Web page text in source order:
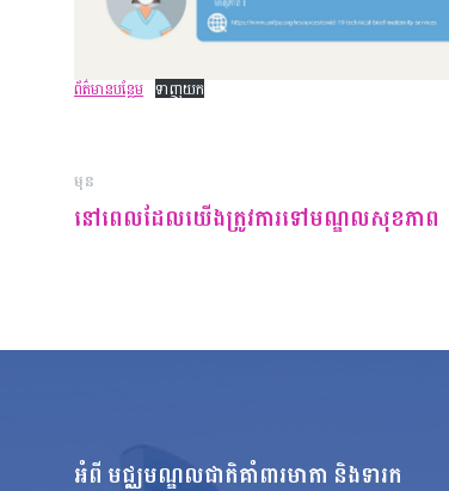
ព័ត៌មាន​បន្ថែម ទាញយក
មុន
នៅពេលដែលយើងត្រូវការទៅមណ្ឌលសុខភាព
អំពី មជ្ឈមណ្ឌលជាតិគាំពារមាតា និងទារក